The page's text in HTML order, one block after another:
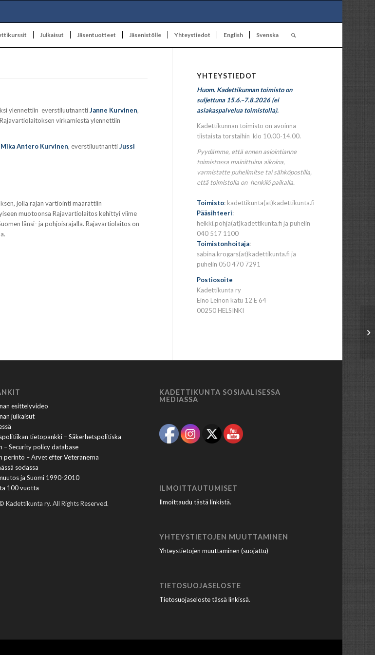
Julkaisut Jäsentuotteet Jäsenistölle Yhteystiedot English Svenska
ylennettiin everstiluutnanttiJanne Kurvinen,
virkamiestä ylennettiin
Mika Antero Kurvinen, everstiluutnanttiJussi
jolla rajan vartiointi määrättiin
muotoonsa Rajavartiolaitos kehittyi viime
länsi- ja pohjoisrajalla. Rajavartiolaitos on
YHTEYSTIEDOT
Huom. Kadettikunnan toimisto on
suljettuna 15.6.–7.8.2026 (ei
asiakaspalvelua toimistolla).
Kadettikunnan toimisto on avoinna
tiistaista torstaihin klo 10.00-14.00.
Pyydämme, että ennen asiointianne
toimistossa mainittuina aikoina,
varmistatte puhelimitse tai sähköpostilla,
että toimistolla on henkilö paikalla.
Toimisto: kadettikunta(at)kadettikunta.fi
Pääsihteeri:
heikki.pohja(at)kadettikunta.fi ja puhelin
040 517 1100
Toimistonhoitaja:
sabina.krogars(at)kadettikunta.fi ja
puhelin 050 470 7291
Postiosoite
Kadettikunta ry
Eino Leinon katu 12 E 64
00250 HELSINKI
esittelyvideo
julkaisut
tietopankki – Säkerhetspolitiska
– Security policy database
perintö – Arvet efter Veteranerna
sodassa
ja Suomi 1990-2010
100 vuotta
Kadettikunta ry. All Rights Reserved.
KADETTIKUNTA SOSIAALISESSA
MEDIASSA
ILMOITTAUTUMISET
Ilmoittaudu tästä linkistä.
YHTEYSTIETOJEN MUUTTAMINEN
Yhteystietojen muuttaminen (suojattu)
TIETOSUOJASELOSTE
Tietosuojaseloste tässä linkissä.